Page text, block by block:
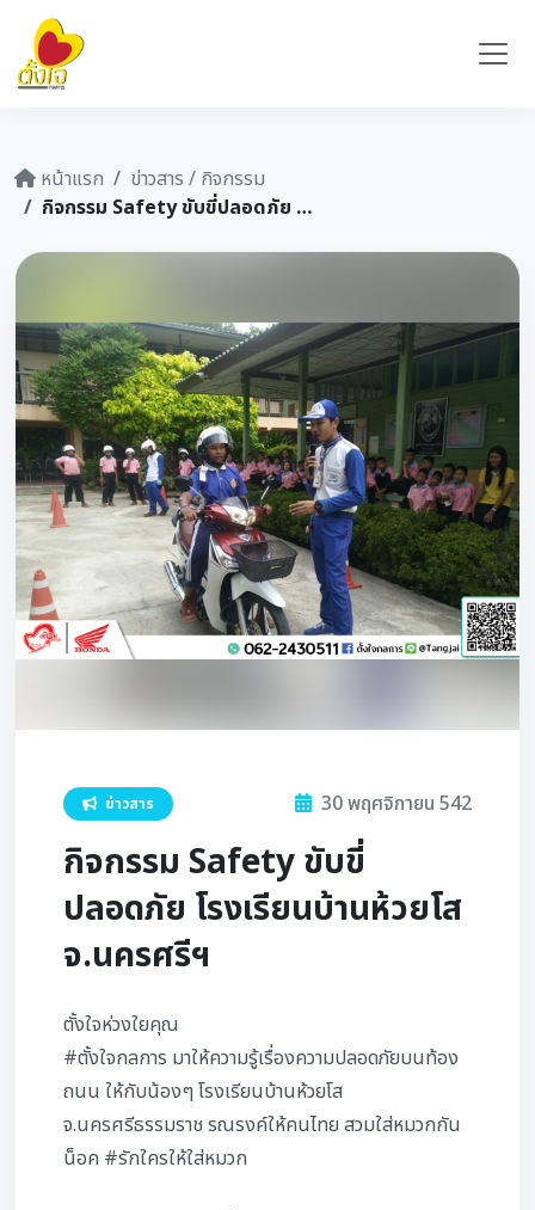
หน้าแรก
ข่าวสาร / กิจกรรม
กิจกรรม Safety ขับขี่ปลอดภัย โรงเรียนบ้านห้วยโส จ.นครศรีฯ
ข่าวสาร 30 พฤศจิกายน 542
กิจกรรม Safety ขับขี่
ปลอดภัย โรงเรียนบ้านห้วยโส
จ.นครศรีฯ
ตั้งใจห่วงใยคุณ
#ตั้งใจกลการ มาให้ความรู้เรื่องความปลอดภัยบนท้อง
ถนน ให้กับน้องๆ โรงเรียนบ้านห้วยโส
จ.นครศรีธรรมราช รณรงค์ให้คนไทย สวมใส่หมวกกัน
น็อค #รักใครให้ใส่หมวก